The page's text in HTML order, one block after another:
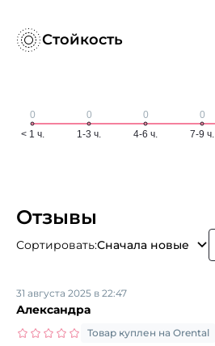
Стойкость
Отзывы
Сортировать:Сначала новые
Александра
31 августа 2025 в 22:47
Товар куплен на Orental